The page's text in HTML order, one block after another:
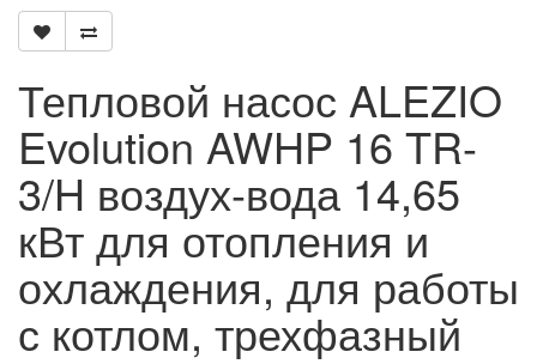
Тепловой насос ALEZIO
Evolution AWHP 16 TR-
3/H воздух-вода 14,65
кВт для отопления и
охлаждения, для работы
с котлом, трехфазный